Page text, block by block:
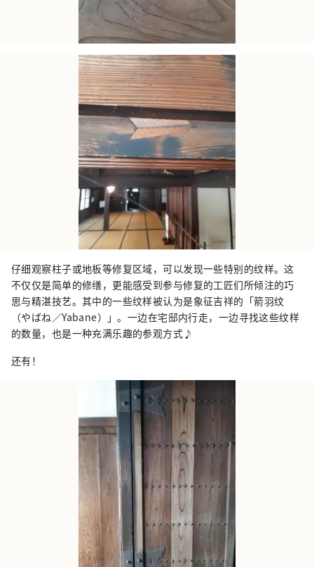
仔细观察柱子或地板等修复区域，可以发现一些特别的纹样。这
不仅仅是简单的修缮，更能感受到参与修复的工匠们所倾注的巧
思与精湛技艺。其中的一些纹样被认为是象征吉祥的「箭羽纹
（やばね／Yabane）」。一边在宅邸内行走，一边寻找这些纹样
的数量，也是一种充满乐趣的参观方式♪
还有！